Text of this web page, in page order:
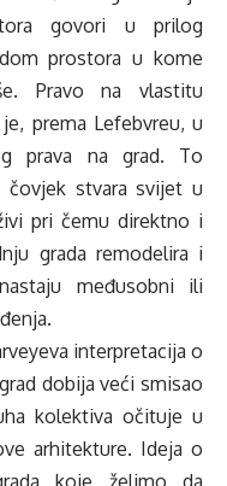
govori u prilog
prostora u kome
Pravo na vlastitu
prema Lefebvreu, u
prava na grad. To
čovjek stvara svijet u
pri čemu direktno i
grada remodelira i
međusobni ili
interpretacija o
dobija veći smisao
kolektiva očituje u
arhitekture. Ideja o
koje želimo da